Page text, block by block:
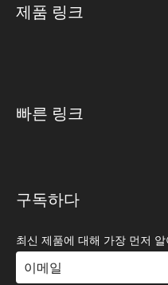
제품 링크
빠른 링크
구독하다
최신 제품에 대해 가장 먼저 알